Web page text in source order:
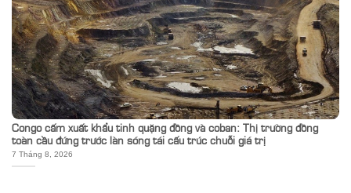
Congo cấm xuất khẩu tinh quặng đồng và coban: Thị trường đồng
toàn cầu đứng trước làn sóng tái cấu trúc chuỗi giá trị
7 Tháng 8, 2026